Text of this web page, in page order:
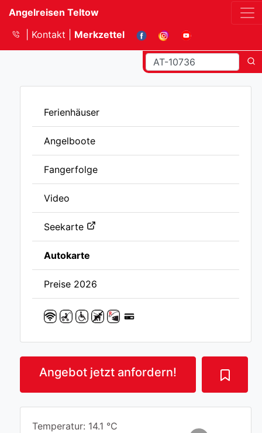
Angelreisen Teltow
Kontakt
Merkzettel
Ferienhäuser
Angelboote
Fangerfolge
Video
Seekarte
Autokarte
Preise 2026
Angebot jetzt anfordern!
Temperatur: 14.1 °C